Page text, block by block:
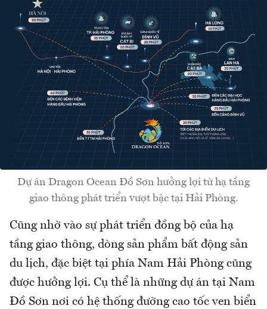
Dự án Dragon Ocean Đồ Sơn hưởng lợi từ hạ tầng
giao thông phát triển vượt bậc tại Hải Phòng.
Cũng nhờ vào sự phát triển đồng bộ của hạ
tầng giao thông, dòng sản phẩm bất động sản
du lịch, đặc biệt tại phía Nam Hải Phòng cũng
được hưởng lợi. Cụ thể là những dự án tại Nam
Đồ Sơn nơi có hệ thống đường cao tốc ven biển